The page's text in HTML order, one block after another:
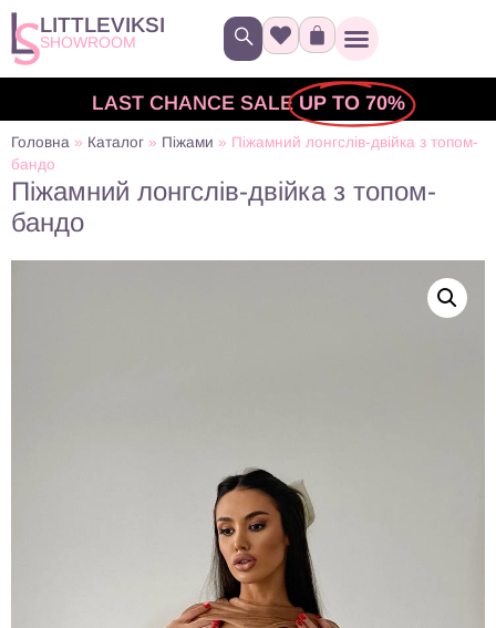
LITTLEVIKSI
SHOWROOM
LAST CHANCE SALE UP TO 70%
Головна » Каталог » Піжами » Піжамний лонгслів-двійка з топом-
бандо
Піжамний лонгслів-двійка з топом-
бандо